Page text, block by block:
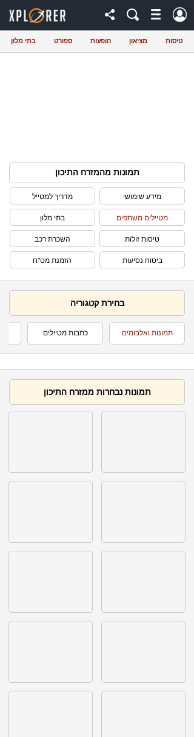
טיסות מציאון הופעות ספורט בתי מלון
תמונות מהמזרח התיכון
מידע שימושי מדריך למטייל
מטיילים משתפים בתי מלון
טיסות זולות השכרת רכב
ביטוח נסיעות הזמנת מט"ח
בחירת קטגוריה
תמונות ואלבומים כתבות מטיילים
תמונות נבחרות ממזרח התיכון